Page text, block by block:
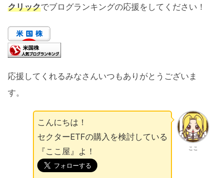
クリックでブログランキングの応援をしてください！
応援してくれるみなさんいつもありがとうございま
す。
ここ
こんにちは！
セクターETFの購入を検討している
『ここ屋』よ！